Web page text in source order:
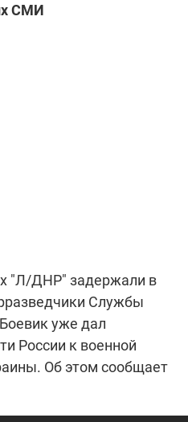
СМИ
"Л/ДНР" задержали в
Службы
уже дал
России к военной
Об этом сообщает